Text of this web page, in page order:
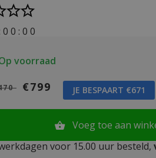
0 0 : 0 0
voorraad
€799 JE BESPAART €671
Voeg toe aan
voor 15.00 uur besteld,